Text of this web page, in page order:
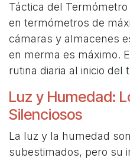
Táctica del
en termómetros de
cámaras y almacenes
en merma es máximo.
rutina diaria al inicio del
Luz y Humedad:
Silenciosos
La luz y la humedad
subestimados, pero su